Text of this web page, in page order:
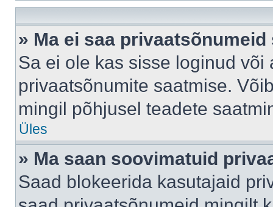
» Ma ei saa privaatsõnumeid
Sa ei ole kas sisse loginud
privaatsõnumite saatmise.
mingil põhjusel teadete
Üles
» Ma saan soovimatuid
Saad blokeerida kasutajaid